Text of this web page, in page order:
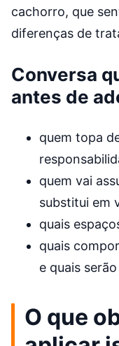
cachorro, que
diferenças de
Conversa
antes de
quem topa
quem vai
substitui em
quais
quais
e quais
O que